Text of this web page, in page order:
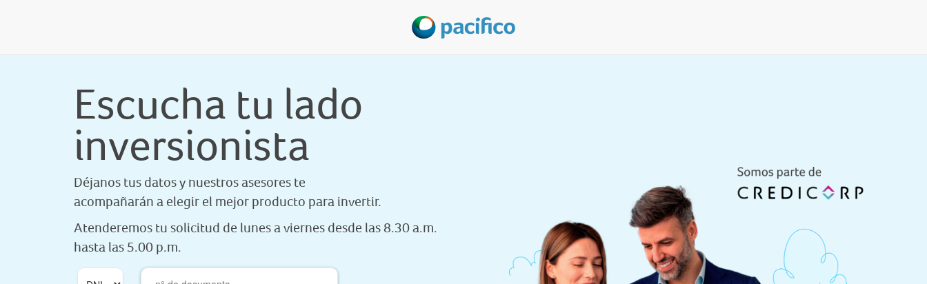
Escucha tu lado
inversionista
Déjanos tus datos y nuestros asesores te
acompañarán a elegir el mejor producto para invertir.
Atenderemos tu solicitud de lunes a viernes desde las 8.30 a.m.
hasta las 5.00 p.m.